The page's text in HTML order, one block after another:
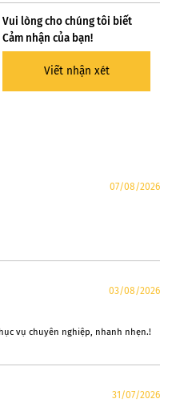
Vui lòng cho chúng tôi biết
Cảm nhận của bạn!
Viết nhận xét
07/08/2026
03/08/2026
vụ chuyên nghiệp, nhanh nhẹn.!
31/07/2026